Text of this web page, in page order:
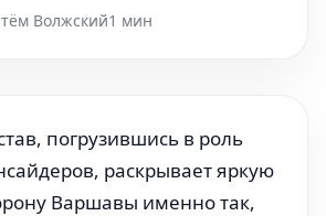
Волжский1 мин
погрузившись в роль
раскрывает яркую
Варшавы именно так,